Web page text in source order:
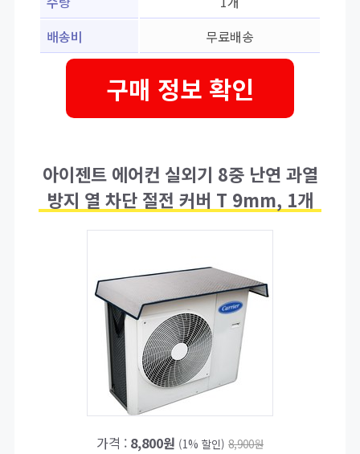
배송비
무료배송
구매 정보 확인
아이젠트 에어컨 실외기 8중 난연 과열
방지 열 차단 절전 커버 T 9mm, 1개
가격 : 8,800원 (1% 할인) 8,900원